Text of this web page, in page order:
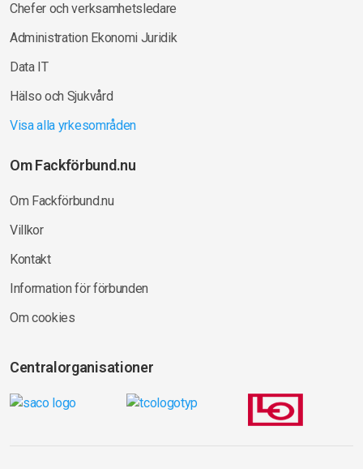
Chefer och verksamhetsledare
Administration Ekonomi Juridik
Data IT
Hälso och Sjukvård
Visa alla yrkesområden
Om Fackförbund.nu
Om Fackförbund.nu
Villkor
Kontakt
Information för förbunden
Om cookies
Centralorganisationer